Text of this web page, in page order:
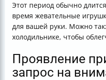
Этот период обычно
время жевательные
для вашей руки. Можно
холодильнике, чтобы
Проявление
запрос на